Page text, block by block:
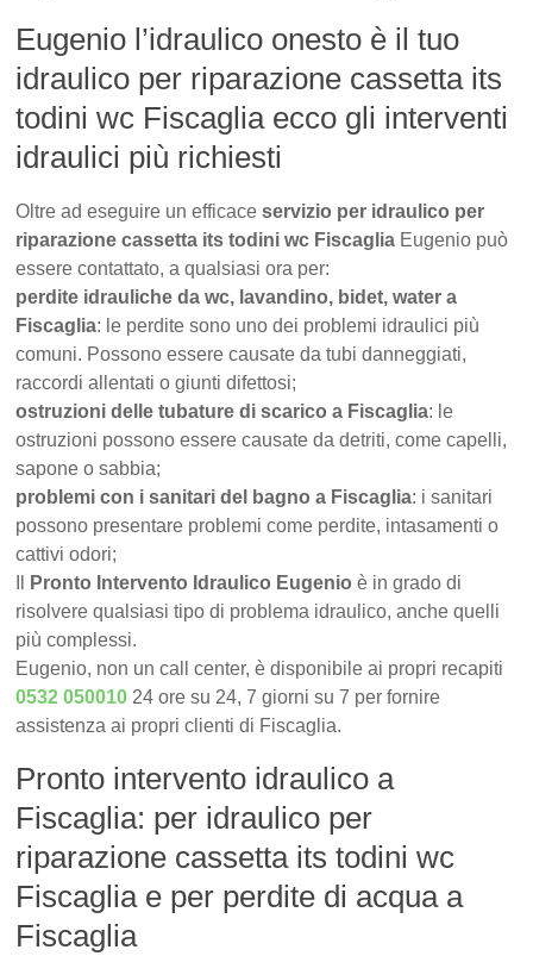
Eugenio l’idraulico onesto è il tuo
idraulico per riparazione cassetta its
todini wc Fiscaglia ecco gli interventi
idraulici più richiesti
Oltre ad eseguire un efficaceservizio per idraulico per
riparazione cassetta its todini wc Fiscaglia Eugenio può
essere contattato, a qualsiasi ora per:
perdite idrauliche da wc, lavandino, bidet, water a
Fiscaglia: le perdite sono uno dei problemi idraulici più
comuni. Possono essere causate da tubi danneggiati,
raccordi allentati o giunti difettosi;
ostruzioni delle tubature di scarico a Fiscaglia: le
ostruzioni possono essere causate da detriti, come capelli,
sapone o sabbia;
problemi con i sanitari del bagno a Fiscaglia: i sanitari
possono presentare problemi come perdite, intasamenti o
cattivi odori;
Pronto Intervento Idraulico Eugenio è in grado di
risolvere qualsiasi tipo di problema idraulico, anche quelli
più complessi.
Eugenio, non un call center, è disponibile ai propri recapiti
0532 050010 24 ore su 24, 7 giorni su 7 per fornire
assistenza ai propri clienti di Fiscaglia.
Pronto intervento idraulico a
Fiscaglia: per idraulico per
riparazione cassetta its todini wc
Fiscaglia e per perdite di acqua a
Fiscaglia